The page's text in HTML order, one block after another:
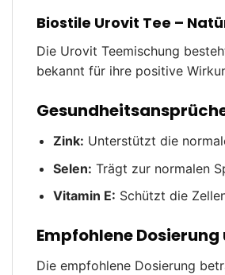
Biostile Urovit Tee –
Die Urovit Teemischung
bekannt für ihre positive
Zink: Unterstützt die
Selen: Trägt zur normalen
Vitamin E: Schützt die
Empfohlene
Die empfohlene Dosierung